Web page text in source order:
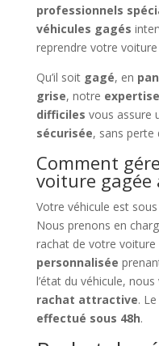
professionnels
véhicules gagés
reprendre votre
Qu’il soit gagé, en
grise, notre
difficiles vous assure
sécurisée, sans perte
Comment
voiture gagée
Votre véhicule est sous
Nous prenons en
rachat de votre voiture
personnalisée
l’état du véhicule,
rachat attractive. Le
effectué sous 48h.